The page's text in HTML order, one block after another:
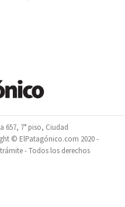
657, 7° piso, Ciudad
© ElPatagónico.com 2020 -
- Todos los derechos